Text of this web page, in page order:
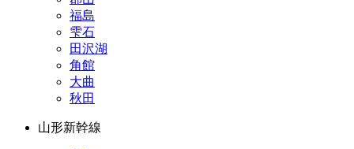
福島
雫石
田沢湖
角館
大曲
秋田
山形新幹線